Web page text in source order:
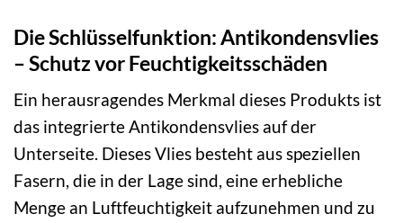
Die Schlüsselfunktion: Antikondensvlies
– Schutz vor Feuchtigkeitsschäden
Ein herausragendes Merkmal dieses Produkts ist
das integrierte Antikondensvlies auf der
Unterseite. Dieses Vlies besteht aus speziellen
Fasern, die in der Lage sind, eine erhebliche
Menge an Luftfeuchtigkeit aufzunehmen und zu